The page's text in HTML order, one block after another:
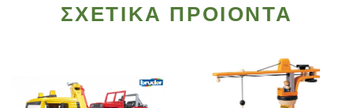
ΣΧΕΤΙΚΑ ΠΡΟΙΟΝΤΑ